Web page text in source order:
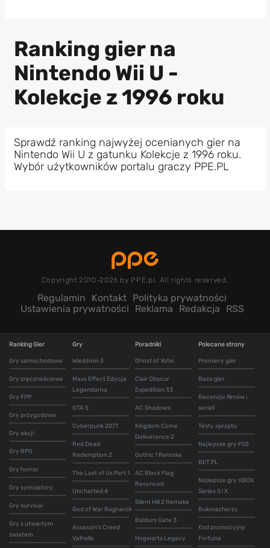
Ranking gier na
Nintendo Wii U -
Kolekcje z 1996 roku
Sprawdź ranking najwyżej ocenianych gier na
Nintendo Wii U z gatunku Kolekcje z 1996 roku.
Wybór użytkowników portalu graczy PPE.PL
Copyright 2010-2026 by PPE.pl. All rights reserved.
Regulamin Kontakt Polityka prywatności
Ustawienia prywatności
Reklama Redakcja RSS
Ranking Gier
Gry samochodowe
Gry zręcznościowe
Gry FPP
Gry przygodowe
Gry akcji
Gry RPG
Gry horror
Gry symulatory
Gry survival
Gry z otwartym
światem
Gry
Wiedźmin 3
Mass Effect Edycja
Legendarna
GTA 5
Cyberpunk 2077
Red Dead
Redemption 2
The Last of Us Part 1
Uncharted 4
God of War Ragnarok
Assassin's Creed
Valhalla
Poradniki
Ghost of Yotei
Clair Obscur
Expedition 33
AC Shadows
Kingdom Come
Deliverance 2
Gothic 1 Remake
AC Black Flag
Resynced
Silent Hill 2 Remake
Baldurs Gate 3
Hogwarts Legacy
Polecane strony
Premiery gier
Baza gier
Recenzje filmów i
seriali
Testy sprzętu
Najlepsze gry PS5
BET.PL
Najlepsze gry XBOX
Series S i X
Bukmacherzy
Kod promocyjny
Fortuna